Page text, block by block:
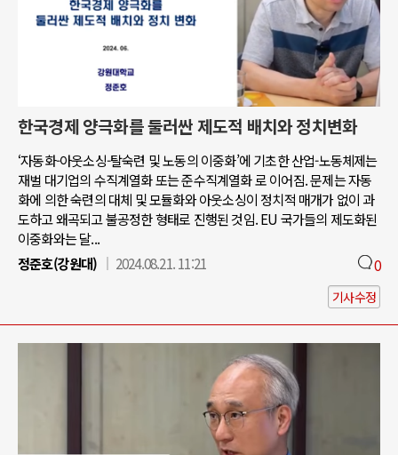
한국경제 양극화를 둘러싼 제도적 배치와 정치변화
‘자동화-아웃소싱-탈숙련 및 노동의 이중화’에 기초한 산업-노동체제는
재벌 대기업의 수직계열화 또는 준수직계열화 로 이어짐. 문제는 자동
화에 의한 숙련의 대체 및 모듈화와 아웃소싱이 정치적 매개가 없이 과
도하고 왜곡되고 불공정한 형태로 진행된 것임. EU 국가들의 제도화된
이중화와는 달...
정준호(강원대)
2024.08.21. 11:21 0
기사수정